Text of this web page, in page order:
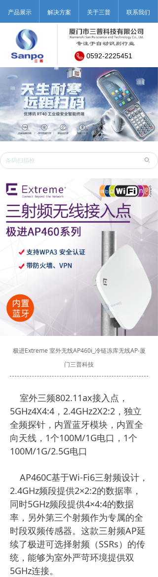
产品展示 解决方案 关于三普 联系我们
0592-2225451
极进Extreme 室外无线AP460i_冷链冻库无线AP-厦
门三普科技
室外三频802.11ax接入点，
5GHz4X4:4，2.4GHz2X2:2，独立
全频探针，内置蓝牙模块，内置全
向天线，1个100M/1G电口，1个
100M/1G/2.5G电口
AP460C基于Wi-Fi6三射频设计，
2.4GHz频段提供2×2:2的数据率，
同时5GHz频段提供4×4:4的数据
率，另外第三个射频作为专属的全
时段双频传感器。这款三射频AP延
续了极进可选择射频（SSRs）的传
统，能够为室外严苛环境提供双
5GHz连接。
ꄙ